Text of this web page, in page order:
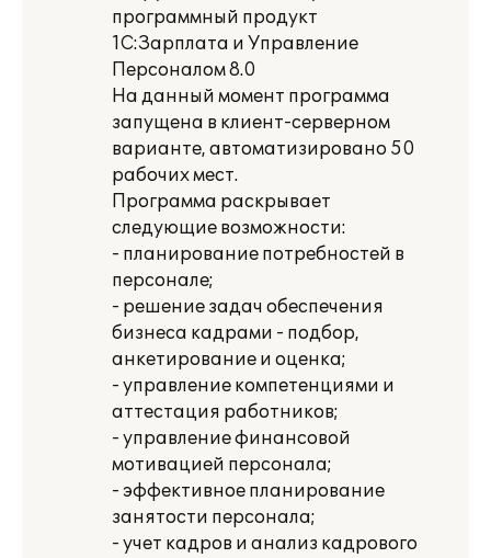
программный продукт
1С:Зарплата и Управление
Персоналом 8.0
На данный момент программа
запущена в клиент-серверном
варианте, автоматизировано 50
рабочих мест.
Программа раскрывает
следующие возможности:
- планирование потребностей в
персонале;
- решение задач обеспечения
бизнеса кадрами - подбор,
анкетирование и оценка;
- управление компетенциями и
аттестация работников;
- управление финансовой
мотивацией персонала;
- эффективное планирование
занятости персонала;
- учет кадров и анализ кадрового